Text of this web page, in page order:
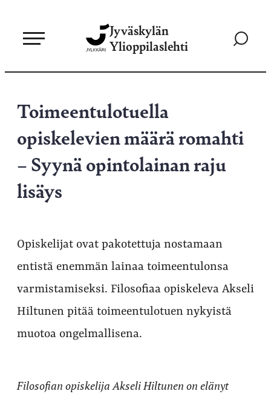
sisältöön
Jyväskylän
Ylioppilaslehti
Siirry
Toimeentulotuella
opiskelevien määrä romahti
– Syynä opintolainan raju
lisäys
Opiskelijat ovat pakotettuja nostamaan
entistä enemmän lainaa toimeentulonsa
varmistamiseksi. Filosofiaa opiskeleva Akseli
Hiltunen pitää toimeentulotuen nykyistä
muotoa ongelmallisena.
Filosofian opiskelija Akseli Hiltunen on elänyt